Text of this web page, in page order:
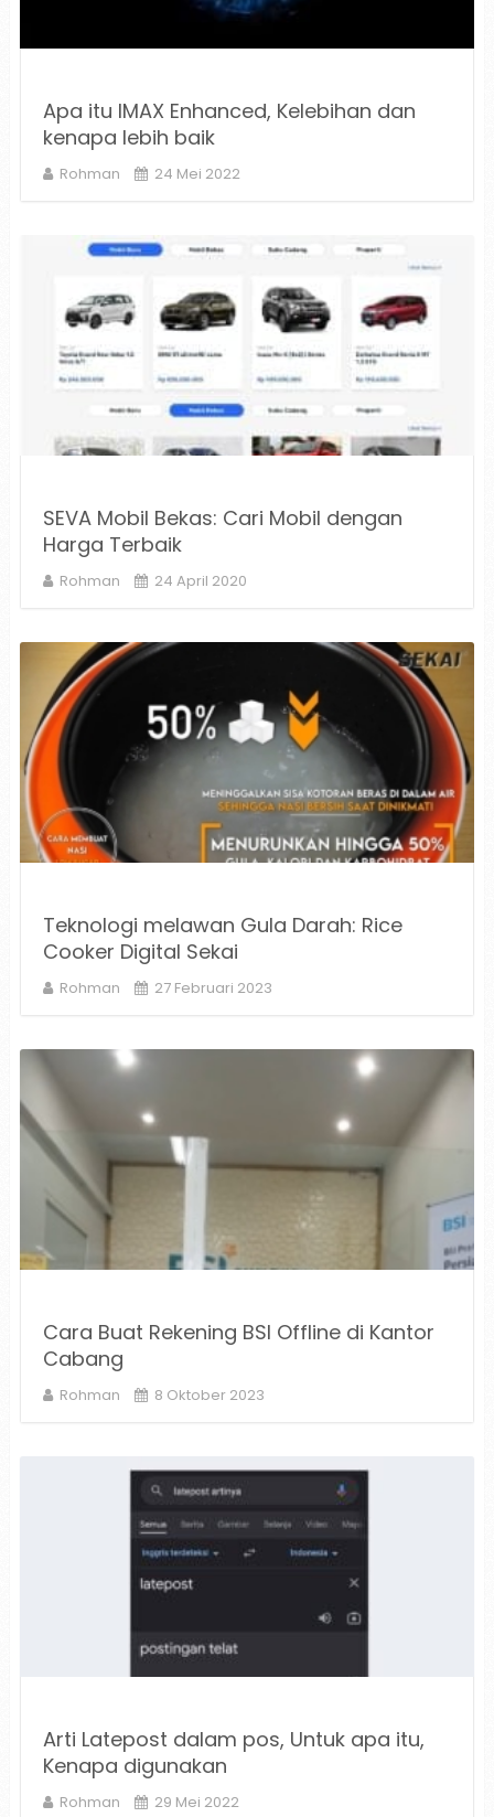
Apa itu IMAX Enhanced, Kelebihan dan
kenapa lebih baik
Rohman 24 Mei 2022
SEVA Mobil Bekas: Cari Mobil dengan
Harga Terbaik
Rohman 24 April 2020
Teknologi melawan Gula Darah: Rice
Cooker Digital Sekai
Rohman 27 Februari 2023
Cara Buat Rekening BSI Offline di Kantor
Cabang
Rohman 8 Oktober 2023
Arti Latepost dalam pos, Untuk apa itu,
Kenapa digunakan
Rohman 29 Mei 2022